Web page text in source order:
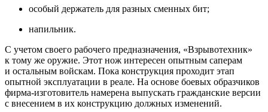
особый держатель для разных сменных бит;
напильник.
С учетом своего рабочего предназначения, «Взрывотехник»
к тому же оружие. Этот нож интересен опытным саперам
и остальным войскам. Пока конструкция проходит этап
опытной эксплуатации в реале. На основе боевых образчиков
фирма-изготовитель намерена выпускать гражданские версии
с внесением в их конструкцию должных изменений.